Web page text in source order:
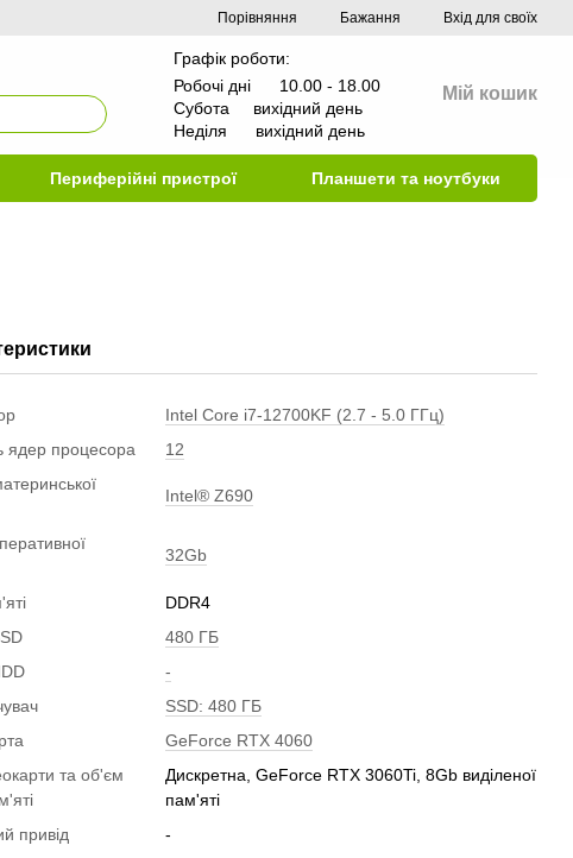
Порівняння Бажання Вхід для своїх
Графік роботи:
Робочі дні 10.00 - 18.00
Субота вихідний день
Неділя вихідний день
Мій кошик
Периферійні пристрої Планшети та ноутбуки
Intel Core i7-12700KF (2.7 - 5.0 ГГц)
ядер процесора
12
Intel® Z690
32Gb
DDR4
480 ГБ
-
SSD: 480 ГБ
GeForce RTX 4060
та об'єм
Дискретна, GeForce RTX 3060Ti, 8Gb виділеної
пам'яті
привід
-